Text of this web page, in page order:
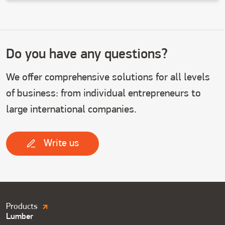
Do you have any questions?
We offer comprehensive solutions for all levels
of business: from individual entrepreneurs to
large international companies.
Write us
Продукция.
Футер
Products
Lumber